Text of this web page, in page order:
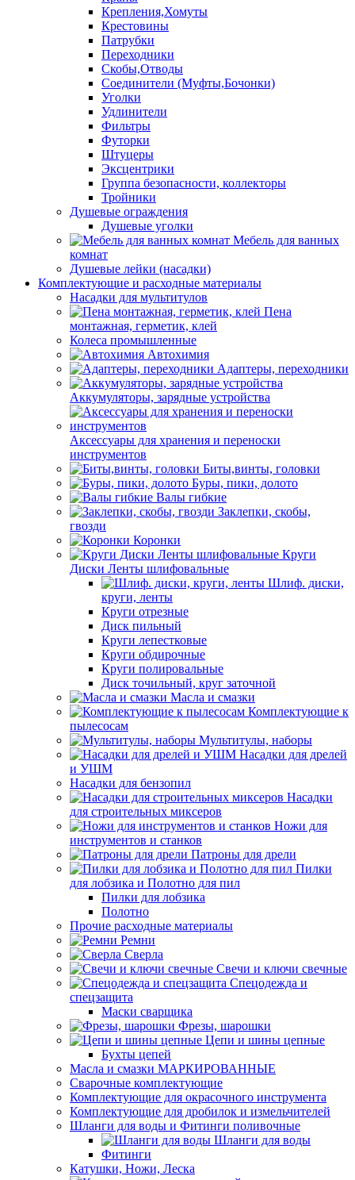
Крепления,Хомуты
Крестовины
Патрубки
Переходники
Скобы,Отводы
Соединители (Муфты,Бочонки)
Уголки
Удлинители
Фильтры
Футорки
Штуцеры
Эксцентрики
Группа безопасности, коллекторы
Тройники
Душевые ограждения
Душевые уголки
Мебель для ванных
комнат
Душевые лейки (насадки)
Комплектующие и расходные материалы
Насадки для мультитулов
Пена
монтажная, герметик, клей
Колеса промышленные
Автохимия
Адаптеры, переходники
Аккумуляторы, зарядные устройства
Аксессуары для хранения и переноски
инструментов
Биты,винты, головки
Буры, пики, долото
Валы гибкие
Заклепки, скобы,
гвозди
Коронки
Круги
Диски Ленты шлифовальные
Шлиф. диски,
круги, ленты
Круги отрезные
Диск пильный
Круги лепестковые
Круги обдирочные
Круги полировальные
Диск точильный, круг заточной
Масла и смазки
Комплектующие к
пылесосам
Мультитулы, наборы
Насадки для дрелей
и УШМ
Насадки для бензопил
Насадки
для строительных миксеров
Ножи для
инструментов и станков
Патроны для дрели
Пилки
для лобзика и Полотно для пил
Пилки для лобзика
Полотно
Прочие расходные материалы
Ремни
Сверла
Свечи и ключи свечные
Спецодежда и
спецзащита
Маски сварщика
Фрезы, шарошки
Цепи и шины цепные
Бухты цепей
Масла и смазки МАРКИРОВАННЫЕ
Сварочные комплектующие
Комплектующие для окрасочного инструмента
Комплектующие для дробилок и измельчителей
Шланги для воды и Фитинги поливочные
Шланги для воды
Фитинги
Катушки, Ножи, Леска